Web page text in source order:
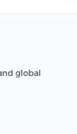
global